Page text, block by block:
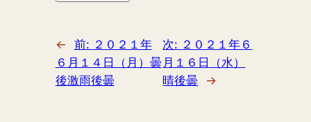
← 前: ２０２１年
６月１４日（月）曇
後激雨後曇
次: ２０２１年６
月１６日（水）
晴後曇
→